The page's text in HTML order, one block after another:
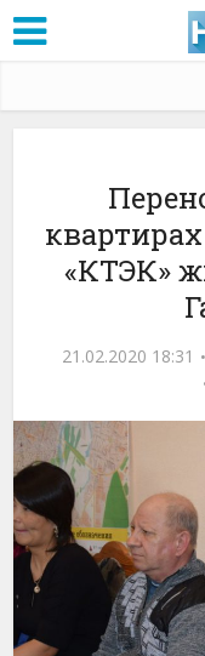
«КТЭК»
21.02.2020 18:31